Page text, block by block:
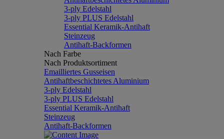
3-ply Edelstahl
3-ply PLUS Edelstahl
Essential Keramik-Antihaft
Steinzeug
Antihaft-Backformen
Nach Farbe
Nach Produktsortiment
Emailliertes Gusseisen
Antihaftbeschichtetes Aluminium
3-ply Edelstahl
3-ply PLUS Edelstahl
Essential Keramik-Antihaft
Steinzeug
Antihaft-Backformen